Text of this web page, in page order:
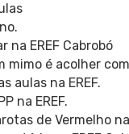
na EREF Cabrobó
mimo é acolher
aulas na EREF.
na EREF.
de Vermelho